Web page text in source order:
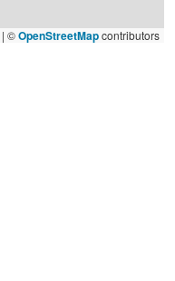
| ©OpenStreetMapcontributors